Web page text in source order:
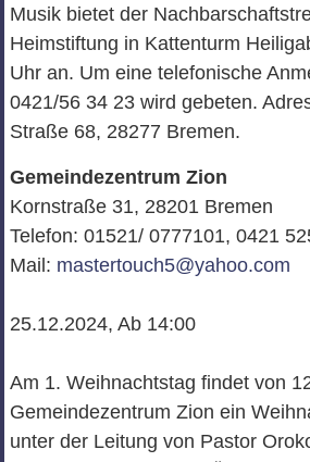
Musik bietet der
Heimstiftung in Kattenturm
Uhr an. Um eine telefonische
0421/56 34 23 wird gebeten.
Straße 68, 28277 Bremen.
Gemeindezentrum Zion
Kornstraße 31, 28201 Bremen
Telefon: 01521/ 0777101, 0421
Mail: mastertouch5@yahoo.com
25.12.2024, Ab 14:00
Am 1. Weihnachtstag findet von
Gemeindezentrum Zion ein
unter der Leitung von Pastor